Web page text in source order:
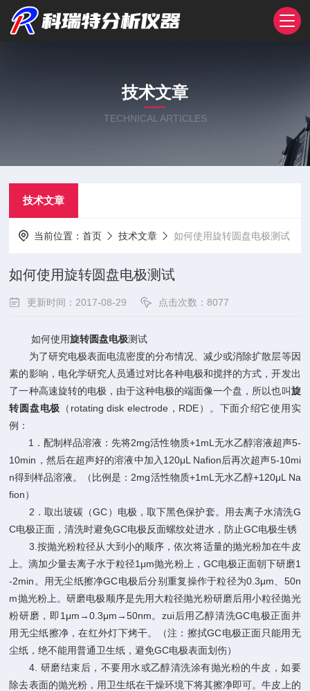
技术文章
TECHNICAL ARTICLES
技术文章
当前位置：首页 技术文章 如何使用旋转圆盘电极测试
如何使用旋转圆盘电极测试
更新时间：2017-08-29 点击次数：8077
如何使用旋转圆盘电极测试
为了研究电极表面电流密度的分布情况、减少或消除扩散层等因
素的影响，电化学研究人员通过对比各种电极和搅拌的方式，开发出
了一种高速旋转的电极，由于这种电极的端面像一个盘，所以也叫旋
转圆盘电极 （rotating disk electrode，RDE）。下面介绍它使用实
例：
1．配制样品溶液：先将2mg活性物质+1mL无水乙醇溶液超声5-
10min，然后在超声好的溶液中加入120μL Nafion后再次超声5-10mi
n得到样品溶液。（比例是：2mg活性物质+1mL无水乙醇+120μL Na
fion）
2．取出玻碳（GC）电极，取下黑色保护套。用去离子水清洗G
C电极正面，清洗时避免GC电极反面螺纹处进水，防止GC电极生锈
3.按抛光粉粒径从大到小的顺序，依次将适量的抛光粉加在牛皮
上。滴加少量去离子水于粒径1μm抛光粉上，GC电极正面朝下研磨1
-2min。用无尘纸擦净GC电极后分别重复操作于粒径为0.3μm、50n
m抛光粉上。研磨电极顺序是先用大粒径抛光粉研磨后用小粒径抛光
粉研磨，即1μm→0.3μm→50nm。zui后用乙醇清洗GC电极正面并
用无尘纸擦净，在红外灯下烤干。（注：擦拭GC电极正面只能用无
尘纸，绝不能用普通卫生纸，避免GC电极表面划伤）
4. 研磨结束后，不要用水或乙醇清洗涂有抛光粉的牛皮，如要
除去表面的抛光粉，用卫生纸在干燥环境下将其擦净即可。牛皮上的